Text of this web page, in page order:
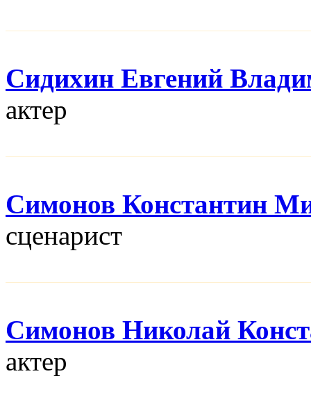
Сидихин Евгений
актер
Симонов Константин
сценарист
Симонов Николай
актер